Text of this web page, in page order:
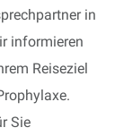
in
informieren
Reiseziel
Sie